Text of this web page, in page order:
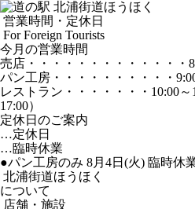
営業時間・定休日
For Foreign Tourists
今月の営業時間
売店 ・・・・・・・・・・・・・
パン工房 ・・・・・・・・・・
レストラン ・・・・・・・ 10:00～
17:00）
定休日のご案内
…定休日
…臨時休業
●パン工房のみ 8月4日(火) 臨時休
北浦街道ほうほく
について
店舗・施設